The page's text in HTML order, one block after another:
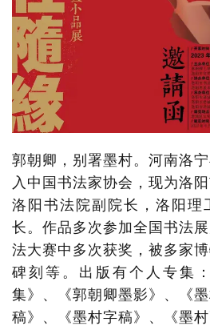
郭朝卿，别署墨村。河南洛
入中国书法家协会，现为洛
洛阳书法院副院长，洛阳理
长。作品多次参加全国书法
法大赛中多次获奖，被多家
碑刻等。出版有个人专集
集》、《郭朝卿墨影》、《
稿》、《墨村字稿》、《墨